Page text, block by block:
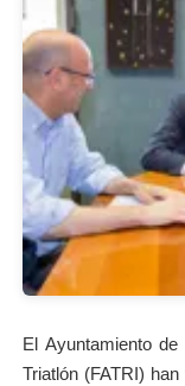
El Ayuntamiento
Triatlón (FATRI)